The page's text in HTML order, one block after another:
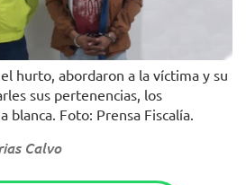
hurto, abordaron a la víctima y su
sus pertenencias, los
blanca. Foto: Prensa Fiscalía.
Calvo